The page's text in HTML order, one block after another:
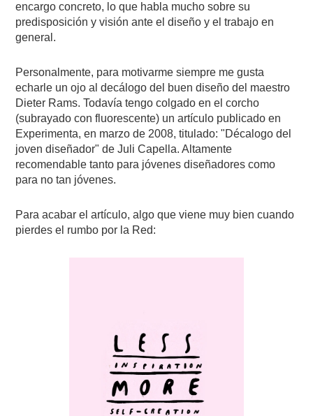
encargo concreto, lo que habla mucho sobre su
predisposición y visión ante el diseño y el trabajo en
general.
Personalmente, para motivarme siempre me gusta
echarle un ojo al decálogo del buen diseño del maestro
Dieter Rams. Todavía tengo colgado en el corcho
(subrayado con fluorescente) un artículo publicado en
Experimenta, en marzo de 2008, titulado: "Décalogo del
joven diseñador" de Juli Capella. Altamente
recomendable tanto para jóvenes diseñadores como
para no tan jóvenes.
Para acabar el artículo, algo que viene muy bien cuando
pierdes el rumbo por la Red: